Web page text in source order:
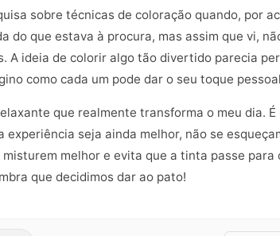
sobre técnicas de coloração quando, por
do que estava à procura, mas assim que vi,
A ideia de colorir algo tão divertido parecia
como cada um pode dar o seu toque
que realmente transforma o meu dia.
experiência seja ainda melhor, não se
melhor e evita que a tinta passe
que decidimos dar ao pato!